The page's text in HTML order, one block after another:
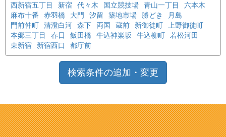
西新宿五丁目
新宿 代々木 国立競技場 青山一丁目
六本木
麻布十番
赤羽橋 大門 汐留 築地市場 勝どき
月島
門前仲町
清澄白河 森下 両国 蔵前 新御徒町
上野御徒町
本郷三丁目
春日 飯田橋 牛込神楽坂 牛込柳町
若松河田
東新宿
新宿西口 都庁前
検索条件の追加・変更